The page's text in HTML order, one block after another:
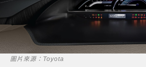
圖片來源：Toyota